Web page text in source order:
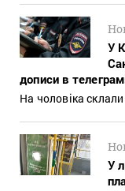
У
дописи в
На чоловіка
У